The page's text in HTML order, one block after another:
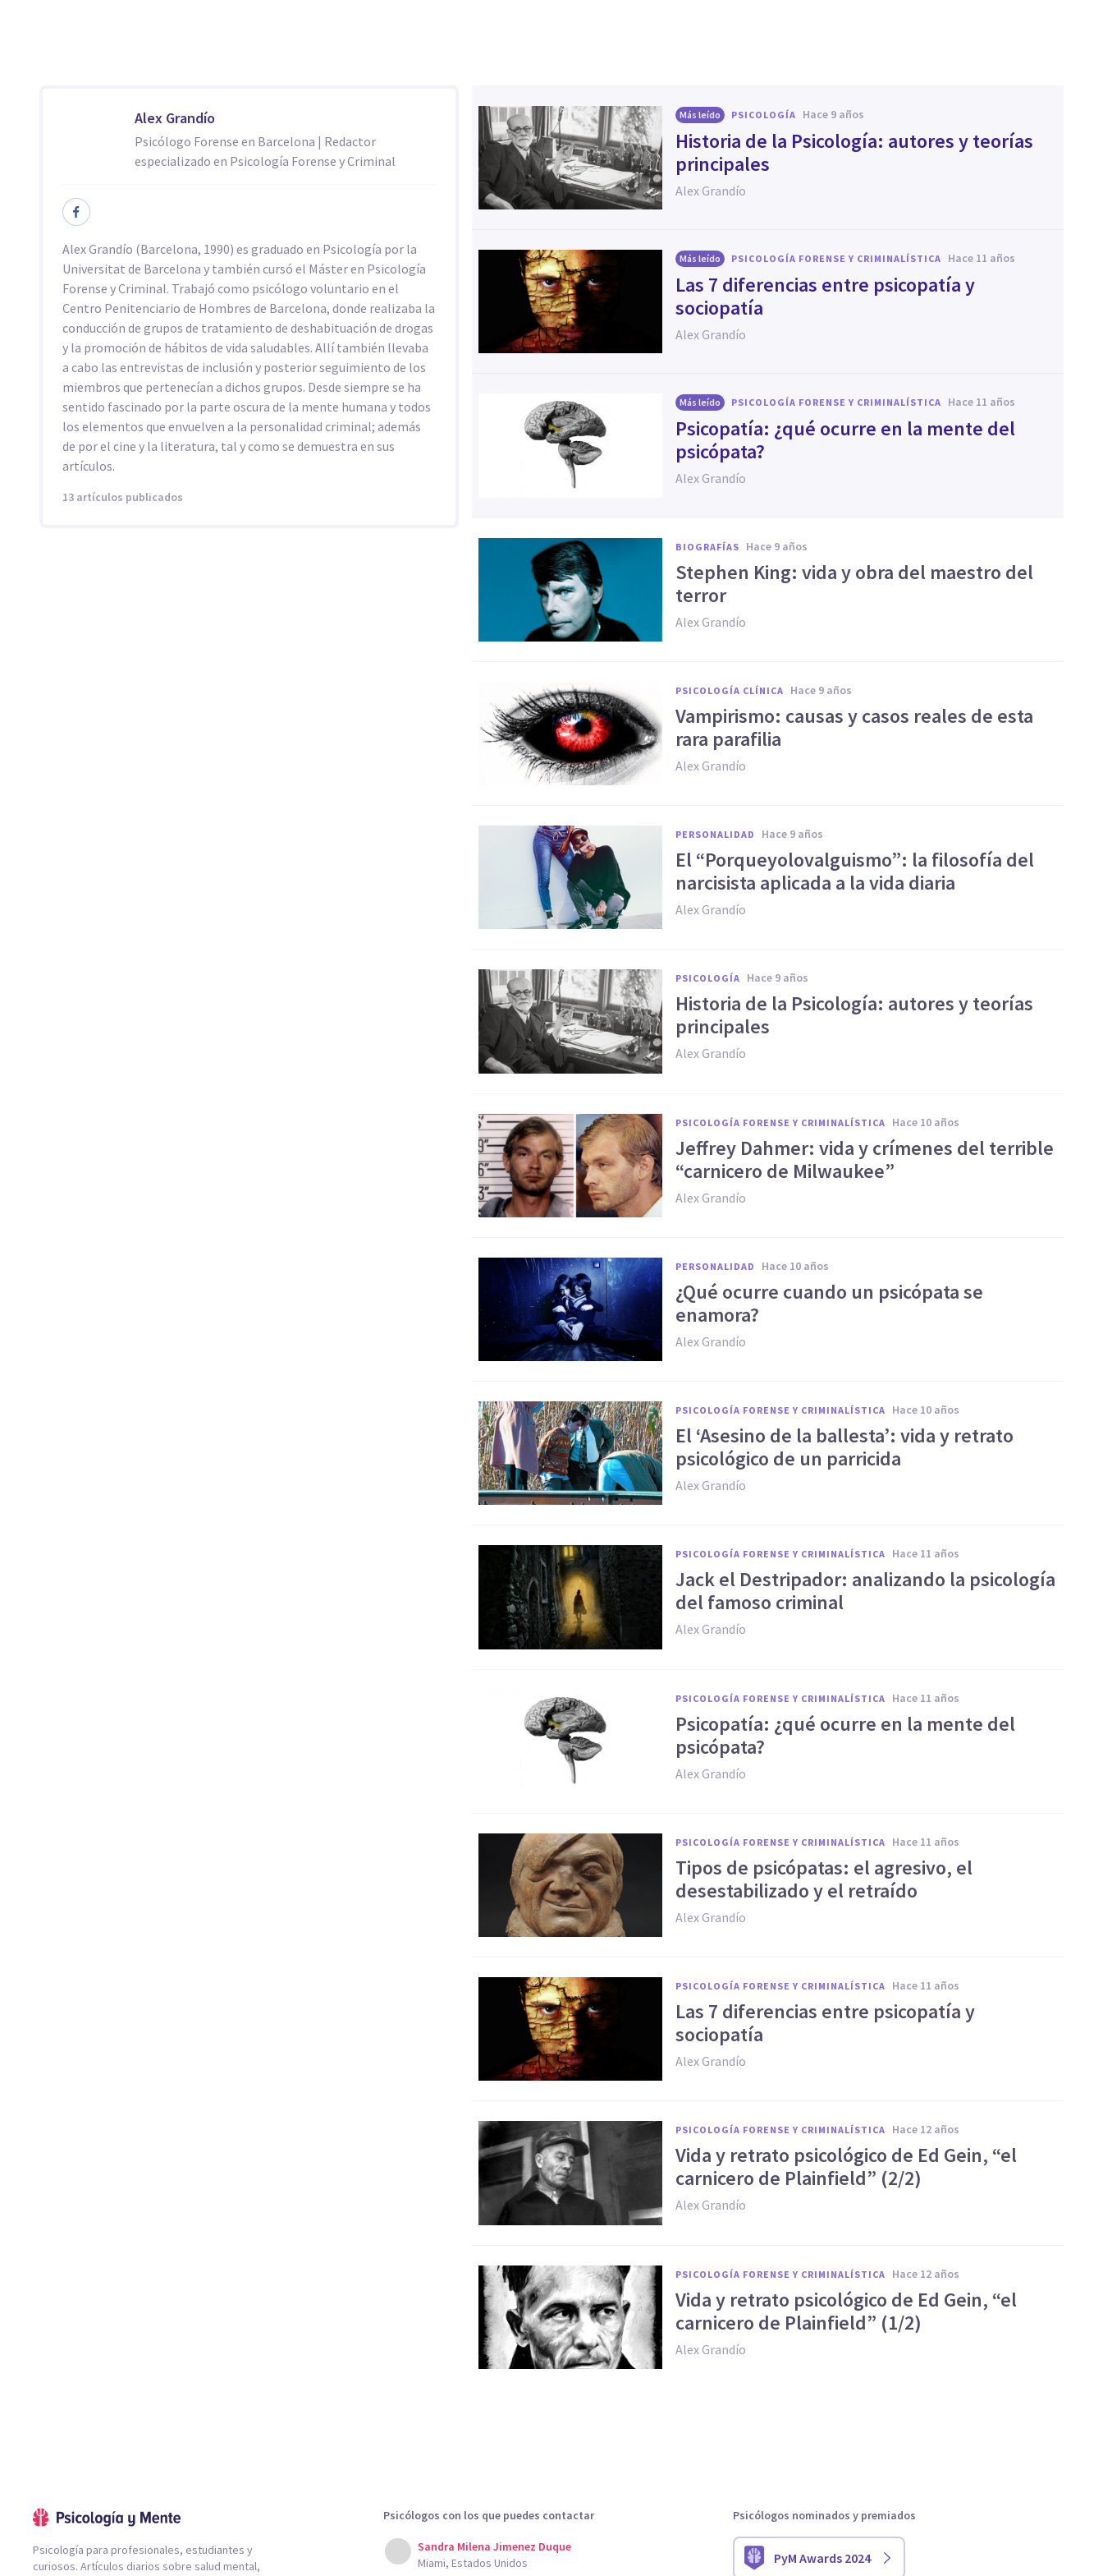
Alex Grandío
Psicólogo Forense en Barcelona | Redactor
especializado en Psicología Forense y Criminal
Alex Grandío (Barcelona, 1990) es graduado en Psicología por la
Universitat de Barcelona y también cursó el Máster en Psicología
Forense y Criminal. Trabajó como psicólogo voluntario en el
Centro Penitenciario de Hombres de Barcelona, donde realizaba la
conducción de grupos de tratamiento de deshabituación de drogas
y la promoción de hábitos de vida saludables. Allí también llevaba
a cabo las entrevistas de inclusión y posterior seguimiento de los
miembros que pertenecían a dichos grupos. Desde siempre se ha
sentido fascinado por la parte oscura de la mente humana y todos
los elementos que envuelven a la personalidad criminal; además
de por el cine y la literatura, tal y como se demuestra en sus
artículos.
13 artículos publicados
Más leído PSICOLOGÍA hace 9 años
Historia de la Psicología: autores y teorías
principales
Alex Grandío
Más leído PSICOLOGÍA FORENSE Y CRIMINALÍSTICA hace 11 años
Las 7 diferencias entre psicopatía y
sociopatía
Alex Grandío
Más leído PSICOLOGÍA FORENSE Y CRIMINALÍSTICA hace 11 años
Psicopatía: ¿qué ocurre en la mente del
psicópata?
Alex Grandío
BIOGRAFÍAS hace 9 años
​Stephen King: vida y obra del maestro del
terror
Alex Grandío
PSICOLOGÍA CLÍNICA hace 9 años
Vampirismo: causas y casos reales de esta
rara parafilia
Alex Grandío
PERSONALIDAD hace 9 años
El “Porqueyolovalguismo”: la filosofía del
narcisista aplicada a la vida diaria
Alex Grandío
PSICOLOGÍA hace 9 años
Historia de la Psicología: autores y teorías
principales
Alex Grandío
PSICOLOGÍA FORENSE Y CRIMINALÍSTICA hace 10 años
​Jeffrey Dahmer: vida y crímenes del terrible
“carnicero de Milwaukee”
Alex Grandío
PERSONALIDAD hace 10 años
¿Qué ocurre cuando un psicópata se
enamora?
Alex Grandío
PSICOLOGÍA FORENSE Y CRIMINALÍSTICA hace 10 años
​El ‘Asesino de la ballesta’: vida y retrato
psicológico de un parricida
Alex Grandío
PSICOLOGÍA FORENSE Y CRIMINALÍSTICA hace 11 años
Jack el Destripador: analizando la psicología
del famoso criminal
Alex Grandío
PSICOLOGÍA FORENSE Y CRIMINALÍSTICA hace 11 años
Psicopatía: ¿qué ocurre en la mente del
psicópata?
Alex Grandío
PSICOLOGÍA FORENSE Y CRIMINALÍSTICA hace 11 años
Tipos de psicópatas: el agresivo, el
desestabilizado y el retraído
Alex Grandío
PSICOLOGÍA FORENSE Y CRIMINALÍSTICA hace 11 años
Las 7 diferencias entre psicopatía y
sociopatía
Alex Grandío
PSICOLOGÍA FORENSE Y CRIMINALÍSTICA hace 12 años
Vida y retrato psicológico de Ed Gein, “el
carnicero de Plainfield” (2/2)
Alex Grandío
PSICOLOGÍA FORENSE Y CRIMINALÍSTICA hace 12 años
Vida y retrato psicológico de Ed Gein, “el
carnicero de Plainfield” (1/2)
Alex Grandío
Psicología para profesionales, estudiantes y
curiosos. Artículos diarios sobre salud mental,
Psicólogos con los que puedes contactar
Sandra Milena Jimenez Duque
Miami, Estados Unidos
Psicólogos nominados y premiados
PyM Awards 2024